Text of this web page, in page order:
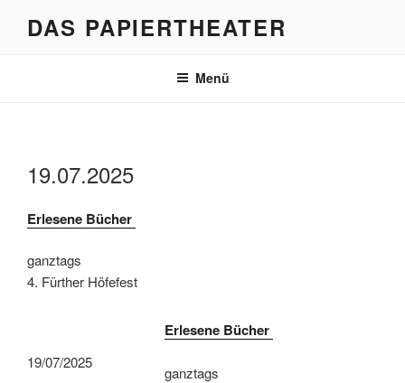
DAS PAPIERTHEATER
Menü
19.07.2025
Erlesene Bücher
ganztags
4. Fürther Höfefest
19/07/2025
Erlesene Bücher
ganztags